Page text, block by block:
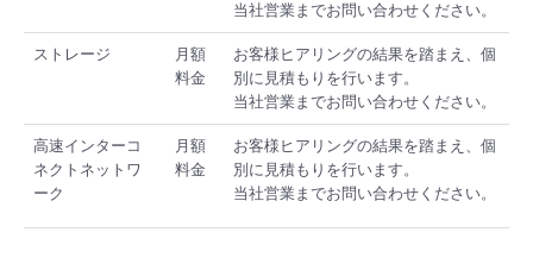
当社営業までお問い合わせください。
ストレージ
月額
料金
お客様ヒアリングの結果を踏まえ、個
別に見積もりを行います。
当社営業までお問い合わせください。
高速インターコ
ネクトネットワ
ーク
月額
料金
お客様ヒアリングの結果を踏まえ、個
別に見積もりを行います。
当社営業までお問い合わせください。